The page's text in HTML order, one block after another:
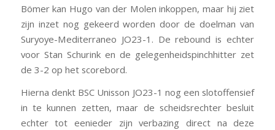
Bömer kan Hugo van der Molen inkoppen, maar hij ziet
zijn inzet nog gekeerd worden door de doelman van
Suryoye-Mediterraneo JO23-1. De rebound is echter
voor Stan Schurink en de gelegenheidspinchhitter zet
de 3-2 op het scorebord.
Hierna denkt BSC Unisson JO23-1 nog een slotoffensief
in te kunnen zetten, maar de scheidsrechter besluit
echter tot eenieder zijn verbazing direct na deze